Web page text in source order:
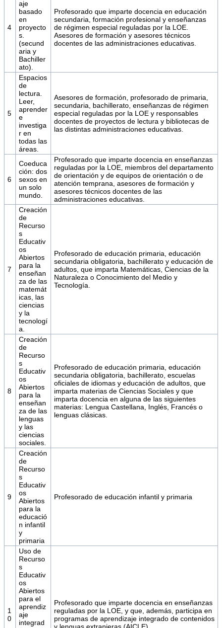
4
aje
basado
en
proyecto
s.
(secund
aria y
Bachiller
ato).
Profesorado que imparte docencia en educación
secundaria, formación profesional y enseñanzas
de régimen especial reguladas por la LOE.
Asesores de formación y asesores técnicos
docentes de las administraciones educativas.
5
Espacios
de
lectura.
Leer,
aprender
e
investiga
r en
todas las
áreas.
Asesores de formación, profesorado de primaria,
secundaria, bachillerato, enseñanzas de régimen
especial reguladas por la LOE y responsables
docentes de proyectos de lectura y bibliotecas de
las distintas administraciones educativas.
6
Coeduca
ción: dos
sexos en
un solo
mundo.
Profesorado que imparte docencia en enseñanzas
reguladas por la LOE, miembros del departamento
de orientación y de equipos de orientación o de
atención temprana, asesores de formación y
asesores técnicos docentes de las
administraciones educativas.
7
Creación
de
Recurso
s
Educativ
os
Abiertos
para la
enseñan
za de las
matemát
icas, las
ciencias
y la
tecnologí
a.
Profesorado de educación primaria, educación
secundaria obligatoria, bachillerato y educación de
adultos, que imparta Matemáticas, Ciencias de la
Naturaleza o Conocimiento del Medio y
Tecnología.
8
Creación
de
Recurso
s
Educativ
os
Abiertos
para la
enseñan
za de las
lenguas
y las
ciencias
sociales.
Profesorado de educación primaria, educación
secundaria obligatoria, bachillerato, escuelas
oficiales de idiomas y educación de adultos, que
imparta materias de Ciencias Sociales y que
imparta docencia en alguna de las siguientes
materias: Lengua Castellana, Inglés, Francés o
lenguas clásicas.
9
Creación
de
Recurso
s
Educativ
os
Abiertos
para la
educació
n infantil
y
primaria
Profesorado de educación infantil y primaria
1
0
Uso de
Recurso
s
Educativ
os
Abiertos
para el
aprendiz
aje
integrad
Profesorado que imparte docencia en enseñanzas
reguladas por la LOE, y que, además, participa en
programas de aprendizaje integrado de contenidos